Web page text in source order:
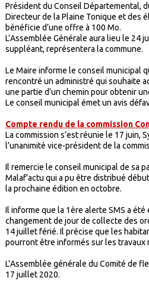
Président du Conseil Départemental,
Directeur de la Plaine Tonique et des
bénéficie d’une offre à 100 Mo.
L’Assemblée Générale aura lieu le 24
suppléant, représentera la commune.
Le Maire informe le conseil municipal
rencontré un administré qui souhaite
une partie d’un chemin pour obtenir
Le conseil municipal émet un avis
Compte rendu de la commission
La commission s’est réunie le 17 juin,
l’unanimité vice-président de la
Il remercie le conseil municipal de sa
Malaf’actu qui a pu être distribué
la prochaine édition en octobre.
Il informe que la 1ère alerte SMS a
changement de jour de collecte des
14 juillet férié. Il précise que les
pourront être informés sur les travaux
L’Assemblée générale du Comité de
17 juillet 2020.